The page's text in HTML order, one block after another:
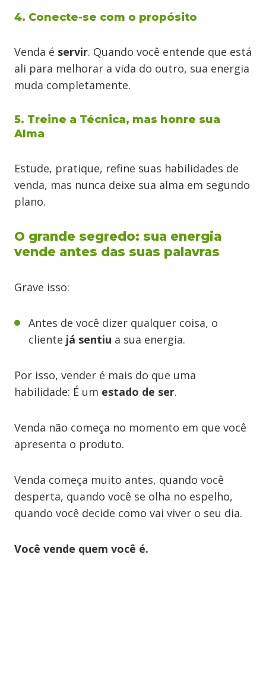
4. Conecte-se com o propósito
Venda é servir. Quando você entende que está
ali para melhorar a vida do outro, sua energia
muda completamente.
5. Treine a Técnica, mas honre sua
Alma
Estude, pratique, refine suas habilidades de
venda, mas nunca deixe sua alma em segundo
plano.
O grande segredo: sua energia
vende antes das suas palavras
Grave isso:
Antes de você dizer qualquer coisa, o
cliente já sentiu a sua energia.
Por isso, vender é mais do que uma
habilidade: É um estado de ser.
Venda não começa no momento em que você
apresenta o produto.
Venda começa muito antes, quando você
desperta, quando você se olha no espelho,
quando você decide como vai viver o seu dia.
Você vende quem você é.